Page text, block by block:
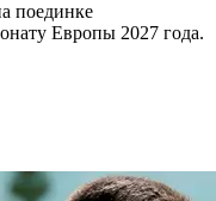
поединке
Европы 2027 года.